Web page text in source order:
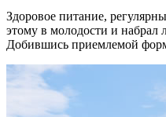
Здоровое питание,
этому в молодости и
Добившись приемлемой